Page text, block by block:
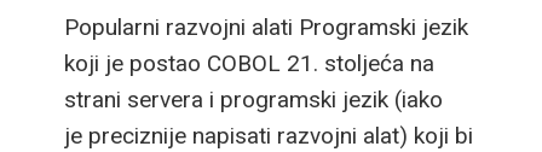
Popularni razvojni alati Programski jezik
koji je postao COBOL 21. stoljeća na
strani servera i programski jezik (iako
je preciznije napisati razvojni alat) koji bi